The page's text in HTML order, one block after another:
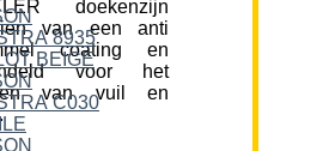
doekenzijn
van een anti
coating en
voor het
van vuil en